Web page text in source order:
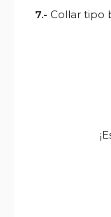
7.- Collar tipo